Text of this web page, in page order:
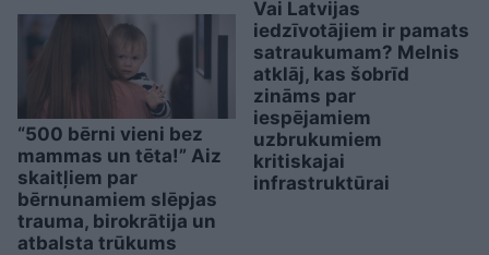
“500 bērni vieni bez
mammas un tēta!” Aiz
skaitļiem par
bērnunamiem slēpjas
trauma, birokrātija un
atbalsta trūkums
Vai Latvijas
iedzīvotājiem ir pamats
satraukumam? Melnis
atklāj, kas šobrīd
zināms par
iespējamiem
uzbrukumiem
kritiskajai
infrastruktūrai